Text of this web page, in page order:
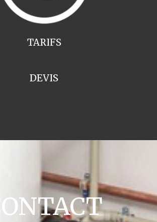
TARIFS
DEVIS
CONTACT